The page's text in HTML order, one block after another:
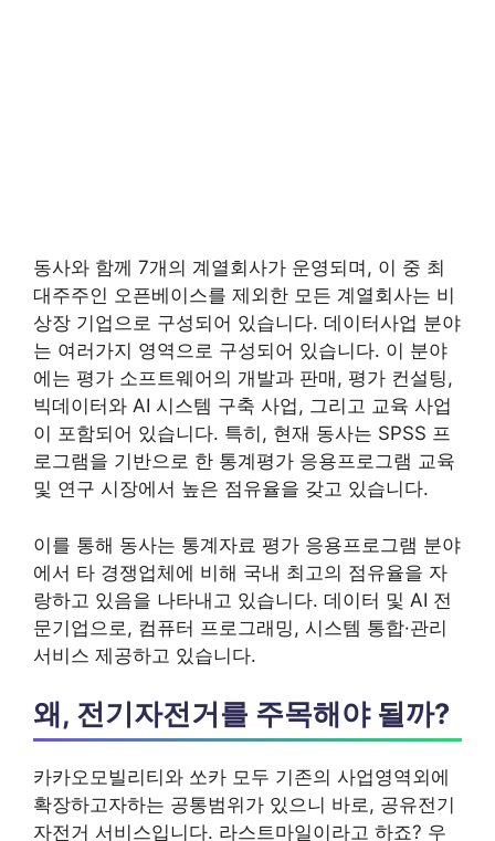
동사와 함께 7개의 계열회사가 운영되며, 이 중 최
대주주인 오픈베이스를 제외한 모든 계열회사는 비
상장 기업으로 구성되어 있습니다. 데이터사업 분야
는 여러가지 영역으로 구성되어 있습니다. 이 분야
에는 평가 소프트웨어의 개발과 판매, 평가 컨설팅,
빅데이터와 AI 시스템 구축 사업, 그리고 교육 사업
이 포함되어 있습니다. 특히, 현재 동사는 SPSS 프
로그램을 기반으로 한 통계평가 응용프로그램 교육
및 연구 시장에서 높은 점유율을 갖고 있습니다.
이를 통해 동사는 통계자료 평가 응용프로그램 분야
에서 타 경쟁업체에 비해 국내 최고의 점유율을 자
랑하고 있음을 나타내고 있습니다. 데이터 및 AI 전
문기업으로, 컴퓨터 프로그래밍, 시스템 통합·관리
서비스 제공하고 있습니다.
왜, 전기자전거를 주목해야 될까?
카카오모빌리티와 쏘카 모두 기존의 사업영역외에
확장하고자하는 공통범위가 있으니 바로, 공유전기
자전거 서비스입니다. 라스트마일이라고 하죠? 우